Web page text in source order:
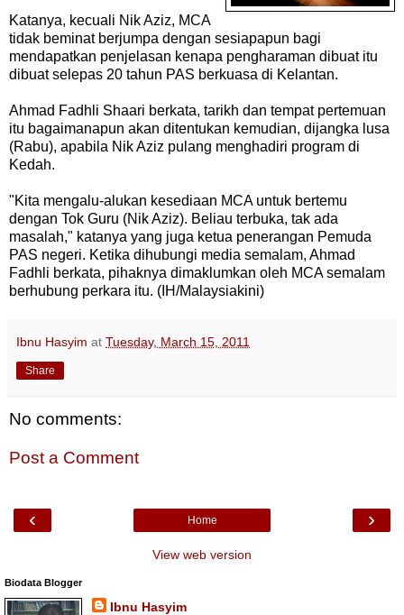
Katanya, kecuali Nik Aziz, MCA
tidak beminat berjumpa dengan sesiapapun bagi
mendapatkan penjelasan kenapa pengharaman dibuat itu
dibuat selepas 20 tahun PAS berkuasa di Kelantan.
Ahmad Fadhli Shaari berkata, tarikh dan tempat pertemuan
itu bagaimanapun akan ditentukan kemudian, dijangka lusa
(Rabu), apabila Nik Aziz pulang menghadiri program di
Kedah.
"Kita mengalu-alukan kesediaan MCA untuk bertemu
dengan Tok Guru (Nik Aziz). Beliau terbuka, tak ada
masalah," katanya yang juga ketua penerangan Pemuda
PAS negeri. Ketika dihubungi media semalam, Ahmad
Fadhli berkata, pihaknya dimaklumkan oleh MCA semalam
berhubung perkara itu. (IH/Malaysiakini)
Ibnu Hasyim at Tuesday, March 15, 2011
Share
No comments:
Post a Comment
‹ ›
Home
View web version
Biodata Blogger
Ibnu Hasyim